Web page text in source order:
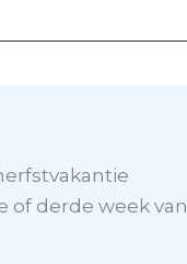
of derde week van